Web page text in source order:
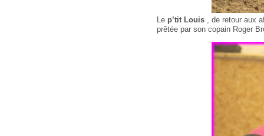
Le p’tit Louis , de retour aux
prêtée par son copain Roger